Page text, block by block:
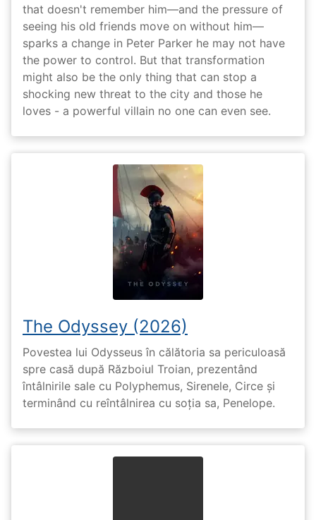
that doesn't remember him—and the pressure of
seeing his old friends move on without him—
sparks a change in Peter Parker he may not have
the power to control. But that transformation
might also be the only thing that can stop a
shocking new threat to the city and those he
loves - a powerful villain no one can even see.
The Odyssey (2026)
Povestea lui Odysseus în călătoria sa periculoasă
spre casă după Războiul Troian, prezentând
întâlnirile sale cu Polyphemus, Sirenele, Circe și
terminând cu reîntâlnirea cu soția sa, Penelope.